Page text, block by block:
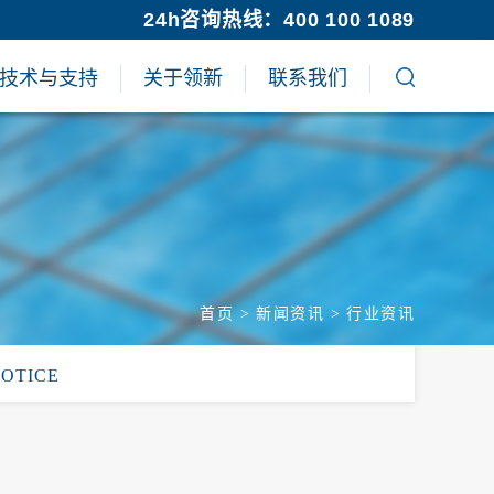
24h咨询热线：400 100 1089
技术与支持 关于领新 联系我们
首页 > 新闻资讯 > 行业资讯